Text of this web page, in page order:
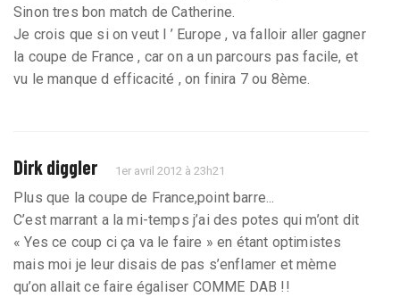
Sinon tres bon match de Catherine.
Je crois que si on veut l ’ Europe , va falloir aller gagner
la coupe de France , car on a un parcours pas facile, et
vu le manque d efficacité , on finira 7 ou 8ème.
Dirk diggler 1er avril 2012 à 23h21
Plus que la coupe de France,point barre...
C’est marrant a la mi-temps j’ai des potes qui m’ont dit
« Yes ce coup ci ça va le faire » en étant optimistes
mais moi je leur disais de pas s’enflamer et mème
qu’on allait ce faire égaliser COMME DAB !!